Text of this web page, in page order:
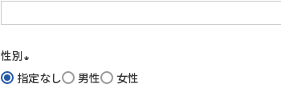
(必
性別
(必
指定なし 男性 女性